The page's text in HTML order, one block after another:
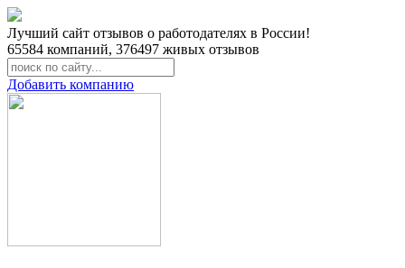
Лучший сайт отзывов о работодателях в России!
65584 компаний, 376497 живых отзывов
Добавить компанию